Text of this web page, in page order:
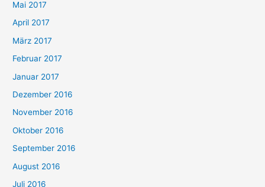
Mai 2017
April 2017
März 2017
Februar 2017
Januar 2017
Dezember 2016
November 2016
Oktober 2016
September 2016
August 2016
Juli 2016